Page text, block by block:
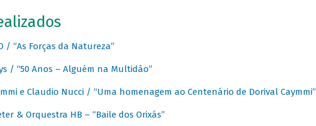
/ “As Forças da Natureza”
/ “50 Anos – Alguém na Multidão”
e Claudio Nucci / “Uma homenagem ao Centenário de Dorival Caymmi”
& Orquestra HB – “Baile dos Orixás”